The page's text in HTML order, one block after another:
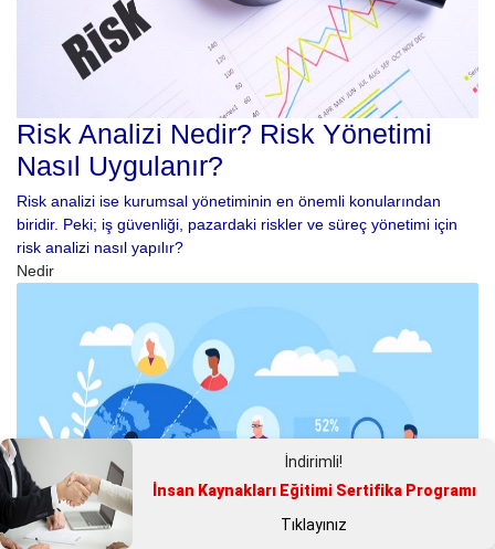
Risk Analizi Nedir? Risk Yönetimi
Nasıl Uygulanır?
Risk analizi ise kurumsal yönetiminin en önemli konularından
biridir. Peki; iş güvenliği, pazardaki riskler ve süreç yönetimi için
risk analizi nasıl yapılır?
Nedir
İndirimli!
İnsan Kaynakları Eğitimi Sertifika Programı
Tıklayınız